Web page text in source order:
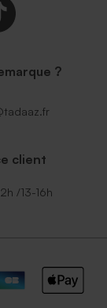
?
client
/13-16h